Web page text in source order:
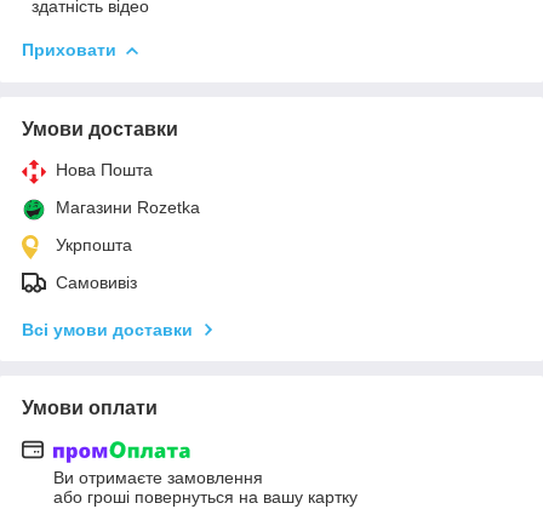
здатність відео
Приховати
Умови доставки
Нова Пошта
Магазини Rozetka
Укрпошта
Самовивіз
Всі умови доставки
Умови оплати
Ви отримаєте замовлення
або гроші повернуться на вашу картку